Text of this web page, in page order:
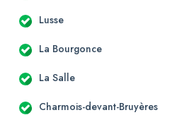
Lusse
La Bourgonce
La Salle
Charmois-devant-Bruyères